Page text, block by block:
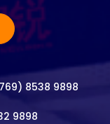
8538 9898
9898